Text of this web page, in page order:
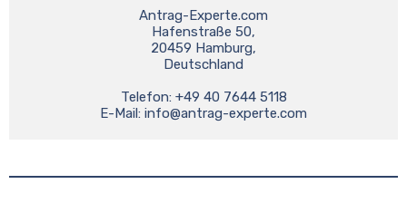
Antrag-Experte.com
Hafenstraße 50,
20459 Hamburg,
Deutschland
Telefon: +49 40 7644 5118
E-Mail: info@antrag-experte.com